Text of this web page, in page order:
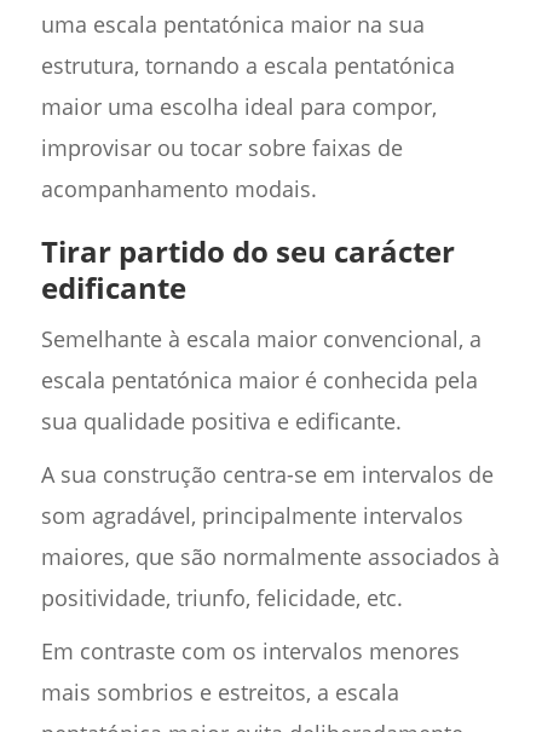
uma escala pentatónica maior na sua
estrutura, tornando a escala pentatónica
maior uma escolha ideal para compor,
improvisar ou tocar sobre faixas de
acompanhamento modais.
Tirar partido do seu carácter
edificante
Semelhante à escala maior convencional, a
escala pentatónica maior é conhecida pela
sua qualidade positiva e edificante.
A sua construção centra-se em intervalos de
som agradável, principalmente intervalos
maiores, que são normalmente associados à
positividade, triunfo, felicidade, etc.
Em contraste com os intervalos menores
mais sombrios e estreitos, a escala